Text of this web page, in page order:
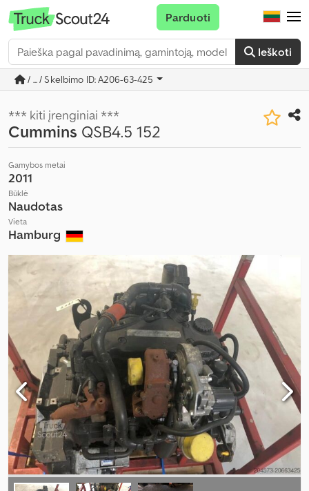
Ieškoti
Parduoti
/ ... / Skelbimo ID: A206-63-425
*** kiti įrenginiai ***
Cummins QSB4.5 152
Gamybos metai
2011
Būklė
Naudotas
Vieta
Hamburg